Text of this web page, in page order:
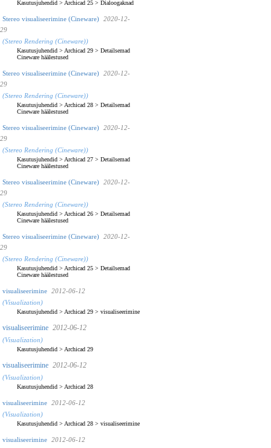
Kasutusjuhendid > Archicad 25 > Dialoogaknad
Stereo visualiseerimine (Cineware)
2020-12-
29
(Stereo Rendering (Cineware))
Kasutusjuhendid > Archicad 29 > Detailsemad
Cineware häälestused
Stereo visualiseerimine (Cineware)
2020-12-
29
(Stereo Rendering (Cineware))
Kasutusjuhendid > Archicad 28 > Detailsemad
Cineware häälestused
Stereo visualiseerimine (Cineware)
2020-12-
29
(Stereo Rendering (Cineware))
Kasutusjuhendid > Archicad 27 > Detailsemad
Cineware häälestused
Stereo visualiseerimine (Cineware)
2020-12-
29
(Stereo Rendering (Cineware))
Kasutusjuhendid > Archicad 26 > Detailsemad
Cineware häälestused
Stereo visualiseerimine (Cineware)
2020-12-
29
(Stereo Rendering (Cineware))
Kasutusjuhendid > Archicad 25 > Detailsemad
Cineware häälestused
visualiseerimine
2012-06-12
(Visualization)
Kasutusjuhendid > Archicad 29 > visualiseerimine
visualiseerimine 2012-06-12
(Visualization)
Kasutusjuhendid > Archicad 29
visualiseerimine 2012-06-12
(Visualization)
Kasutusjuhendid > Archicad 28
visualiseerimine
2012-06-12
(Visualization)
Kasutusjuhendid > Archicad 28 > visualiseerimine
visualiseerimine
2012-06-12